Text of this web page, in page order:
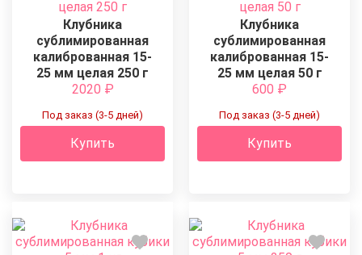
Клубника
сублимированная
калиброванная 15-
25 мм целая 250 г
2020 ₽
Под заказ (3-5 дней)
Купить
Клубника
сублимированная
калиброванная 15-
25 мм целая 50 г
600 ₽
Под заказ (3-5 дней)
Купить